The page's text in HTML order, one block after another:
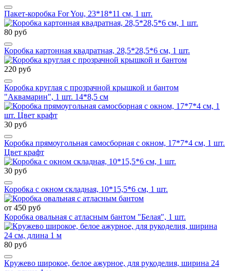
Пакет-коробка For You, 23*18*11 см, 1 шт.
80 руб
Коробка картонная квадратная, 28,5*28,5*6 см, 1 шт.
220 руб
Коробка круглая с прозрачной крышкой и бантом
"Аквамарин", 1 шт. 14*8,5 см
30 руб
Коробка прямоугольная самосборная с окном, 17*7*4 см, 1 шт.
Цвет крафт
30 руб
Коробка с окном складная, 10*15,5*6 см, 1 шт.
от 450 руб
Коробка овальная с атласным бантом "Белая", 1 шт.
80 руб
Кружево широкое, белое ажурное, для рукоделия, ширина 24